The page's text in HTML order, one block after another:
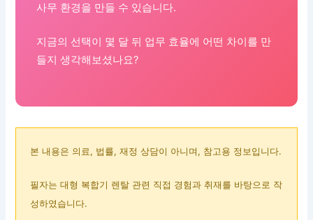
사무 환경을 만들 수 있습니다.
지금의 선택이 몇 달 뒤 업무 효율에 어떤 차이를 만
들지 생각해보셨나요?
본 내용은 의료, 법률, 재정 상담이 아니며, 참고용 정보입니다.
필자는 대형 복합기 렌탈 관련 직접 경험과 취재를 바탕으로 작
성하였습니다.